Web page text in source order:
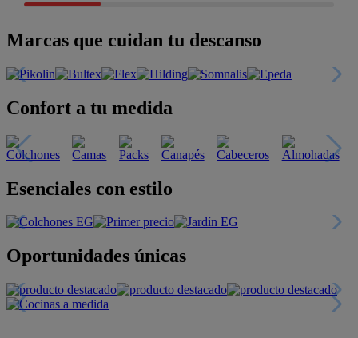
Marcas que cuidan tu descanso
Confort a tu medida
Esenciales con estilo
Oportunidades únicas